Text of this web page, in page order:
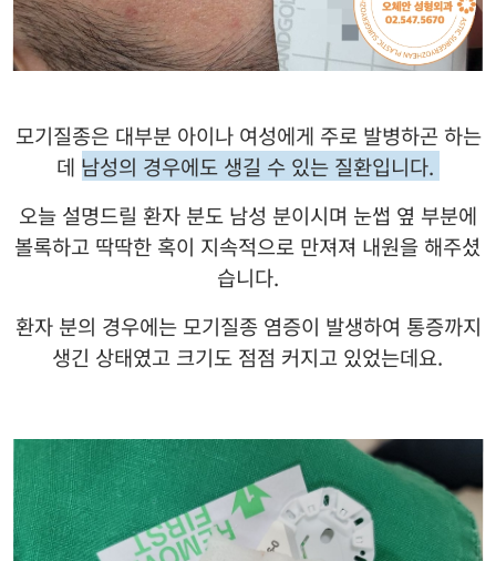
모기질종은 대부분 아이나 여성에게 주로 발병하곤 하는
데 남성의 경우에도 생길 수 있는 질환입니다.
오늘 설명드릴 환자 분도 남성 분이시며 눈썹 옆 부분에
볼록하고 딱딱한 혹이 지속적으로 만져져 내원을 해주셨
습니다.
환자 분의 경우에는 모기질종 염증이 발생하여 통증까지
생긴 상태였고 크기도 점점 커지고 있었는데요.